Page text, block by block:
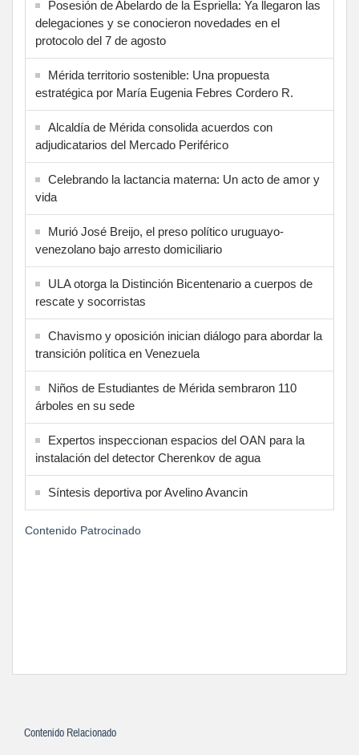
Posesión de Abelardo de la Espriella: Ya llegaron las
delegaciones y se conocieron novedades en el
protocolo del 7 de agosto
Mérida territorio sostenible: Una propuesta
estratégica por María Eugenia Febres Cordero R.
Alcaldía de Mérida consolida acuerdos con
adjudicatarios del Mercado Periférico
Celebrando la lactancia materna: Un acto de amor y
vida
Murió José Breijo, el preso político uruguayo-
venezolano bajo arresto domiciliario
ULA otorga la Distinción Bicentenario a cuerpos de
rescate y socorristas
Chavismo y oposición inician diálogo para abordar la
transición política en Venezuela
Niños de Estudiantes de Mérida sembraron 110
árboles en su sede
Expertos inspeccionan espacios del OAN para la
instalación del detector Cherenkov de agua
Síntesis deportiva por Avelino Avancin
Contenido Patrocinado
Contenido Relacionado